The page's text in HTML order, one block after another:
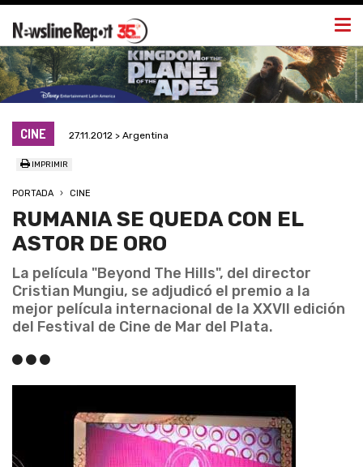
CINE 27.11.2012 > Argentina
IMPRIMIR
PORTADA CINE
RUMANIA SE QUEDA CON EL
ASTOR DE ORO
La película "Beyond The Hills", del director
Cristian Mungiu, se adjudicó el premio a la
mejor película internacional de la XXVII edición
del Festival de Cine de Mar del Plata.